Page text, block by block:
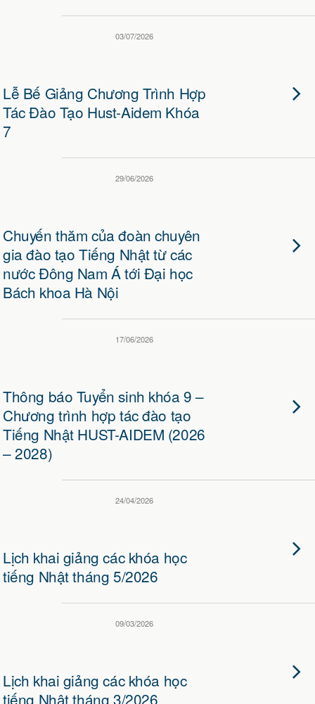
03/07/2026
Lễ Bế Giảng Chương Trình Hợp
Tác Đào Tạo Hust-Aidem Khóa
7
29/06/2026
Chuyến thăm của đoàn chuyên
gia đào tạo Tiếng Nhật từ các
nước Đông Nam Á tới Đại học
Bách khoa Hà Nội
17/06/2026
Thông báo Tuyển sinh khóa 9 –
Chương trình hợp tác đào tạo
Tiếng Nhật HUST-AIDEM (2026
– 2028)
24/04/2026
Lịch khai giảng các khóa học
tiếng Nhật tháng 5/2026
09/03/2026
Lịch khai giảng các khóa học
tiếng Nhật tháng 3/2026